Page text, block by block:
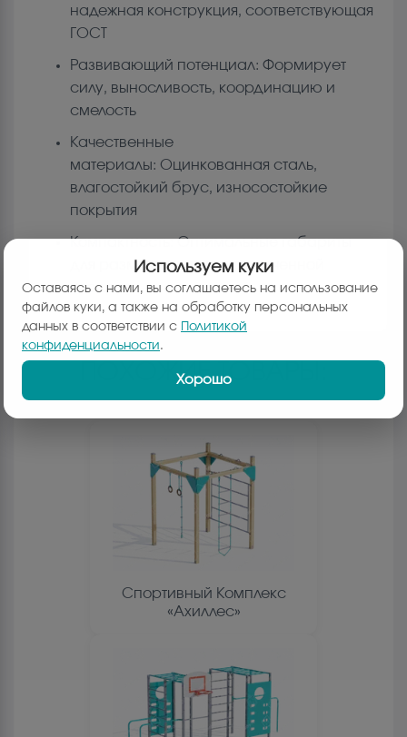
надежная конструкция, соответствующая
ГОСТ
Развивающий потенциал: Формирует
силу, выносливость, координацию и
смелость
Качественные
материалы: Оцинкованная сталь,
влагостойкий брус, износостойкие
покрытия
Компактность: Оптимальные габариты
для размещения на ограниченной
площади
ПОХОЖИЕ ТОВАРЫ:
Спортивный Комплекс
«Ахиллес»
Используем куки
Оставаясь с нами, вы соглашаетесь на использование
файлов куки, а также на обработку персональных
данных в соответствии с Политикой
конфиденциальности.
Хорошо